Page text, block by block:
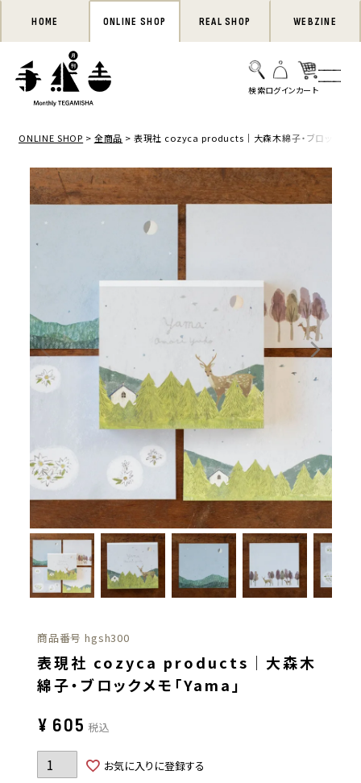
HOME ONLINE SHOP REAL SHOP WEBZINE
ONLINE SHOP 全商品 表現社 cozyca products｜大森木綿子・ブロックメモ
商品番号 hgsh300
表現社 cozyca products｜大森木
綿子・ブロックメモ「Yama」
¥ 605 税込
お気に入りに登録する